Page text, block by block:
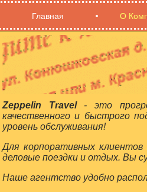
Главная О
Zeppelin Travel- это
качественного и быстрого
уровень обслуживания!
Для корпоративных
деловые поездки и отдых. Вы
Наше агентство удобно